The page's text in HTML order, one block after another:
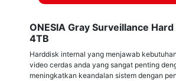
ONESIA Gray Surveillance
4TB
Harddisk internal yang menjawab
video cerdas anda yang sangat penting
meningkatkan keandalan sistem dengan